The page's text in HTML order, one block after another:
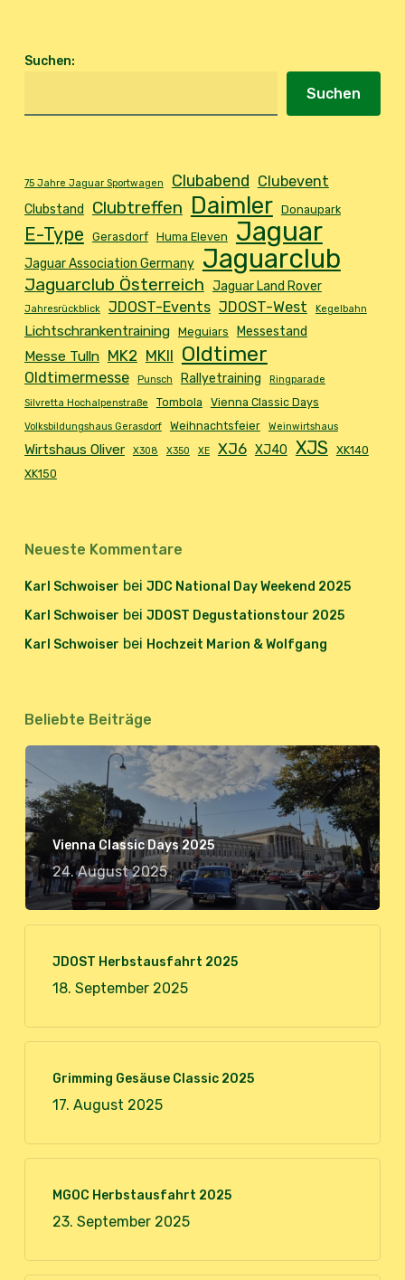
Suchen:
Suchen
75 Jahre Jaguar Sportwagen Clubabend Clubevent
Clubstand Clubtreffen Daimler Donaupark
E-Type Gerasdorf Huma Eleven Jaguar
Jaguar Association Germany Jaguarclub
Jaguarclub Österreich Jaguar Land Rover
Jahresrückblick JDOST-Events JDOST-West Kegelbahn
Lichtschrankentraining Meguiars Messestand
Messe Tulln MK2 MKII Oldtimer
Oldtimermesse Punsch Rallyetraining
Ringparade
Silvretta Hochalpenstraße
Tombola Vienna Classic Days
Volksbildungshaus Gerasdorf Weihnachtsfeier Weinwirtshaus
Wirtshaus Oliver X308 X350 XE XJ6 XJ40 XJS
XK140
XK150
Neueste Kommentare
Karl Schwoiser bei JDC National Day Weekend 2025
Karl Schwoiser bei JDOST Degustationstour 2025
Karl Schwoiser bei Hochzeit Marion & Wolfgang
Beliebte Beiträge
Vienna Classic Days 2025
24. August 2025
JDOST Herbstausfahrt 2025
18. September 2025
Grimming Gesäuse Classic 2025
17. August 2025
MGOC Herbstausfahrt 2025
23. September 2025